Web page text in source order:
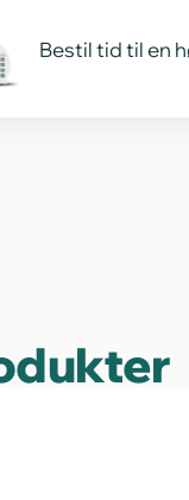
Bestil tid til en